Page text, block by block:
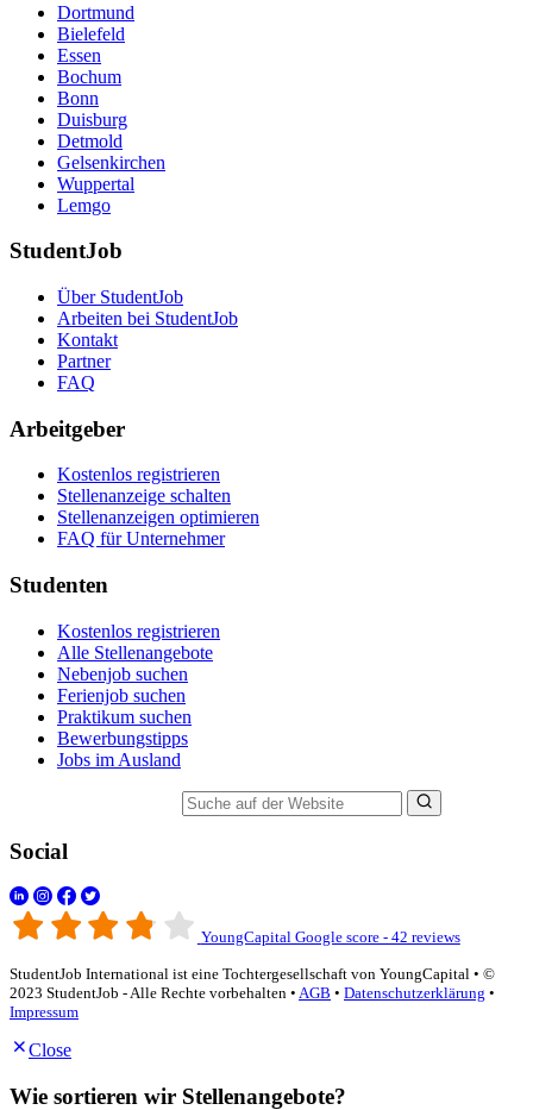
Dortmund
Bielefeld
Essen
Bochum
Bonn
Duisburg
Detmold
Gelsenkirchen
Wuppertal
Lemgo
StudentJob
Über StudentJob
Arbeiten bei StudentJob
Kontakt
Partner
FAQ
Arbeitgeber
Kostenlos registrieren
Stellenanzeige schalten
Stellenanzeigen optimieren
FAQ für Unternehmer
Studenten
Kostenlos registrieren
Alle Stellenangebote
Nebenjob suchen
Ferienjob suchen
Praktikum suchen
Bewerbungstipps
Jobs im Ausland
Social
YoungCapital Google score - 42 reviews
StudentJob International ist eine Tochtergesellschaft von YoungCapital • ©
2023 StudentJob - Alle Rechte vorbehalten • AGB • Datenschutzerklärung •
Impressum
Close
Wie sortieren wir Stellenangebote?